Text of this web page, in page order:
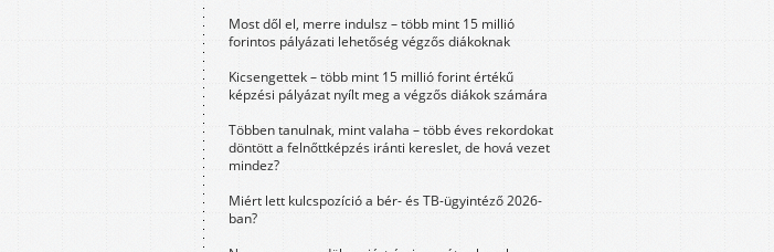
Most dől el, merre indulsz – több mint 15 millió
forintos pályázati lehetőség végzős diákoknak
Kicsengettek – több mint 15 millió forint értékű
képzési pályázat nyílt meg a végzős diákok számára
Többen tanulnak, mint valaha – több éves rekordokat
döntött a felnőttképzés iránti kereslet, de hová vezet
mindez?
Miért lett kulcspozíció a bér- és TB-ügyintéző 2026-
ban?